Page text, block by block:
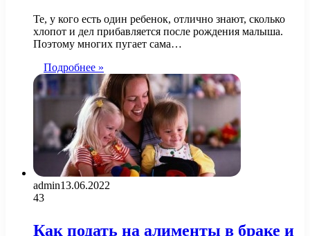
Те, у кого есть один ребенок, отлично знают, сколько
хлопот и дел прибавляется после рождения малыша.
Поэтому многих пугает сама…
Подробнее »
admin13.06.2022
43
Как подать на алименты в браке и